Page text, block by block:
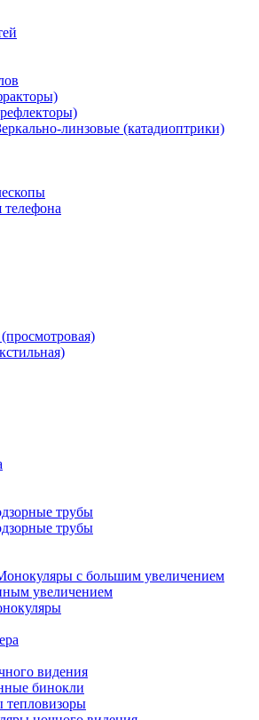
линзовые (катадиоптрики)
телефона
трубы
трубы
с большим увеличением
увеличением
видения
бинокли